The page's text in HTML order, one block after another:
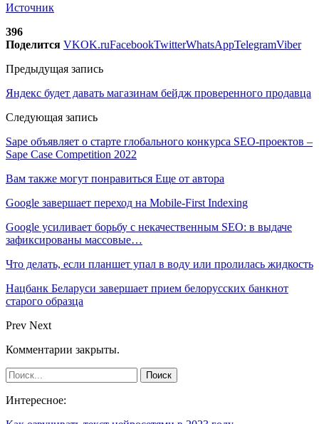
Источник
396
Поделится VKOK.ruFacebookTwitterWhatsAppTelegramViber
Предыдущая запись
Яндекс будет давать магазинам бейдж проверенного продавца
Следующая запись
Sape объявляет о старте глобального конкурса SEO-проектов –
Sape Case Competition 2022
Вам также могут понравиться Еще от автора
Google завершает переход на Mobile-First Indexing
Google усиливает борьбу с некачественным SEO: в выдаче
зафиксированы массовые…
Что делать, если планшет упал в воду или пролилась жидкость
Нацбанк Беларуси завершает прием белорусских банкнот
старого образца
Prev Next
Комментарии закрыты.
Интересное: